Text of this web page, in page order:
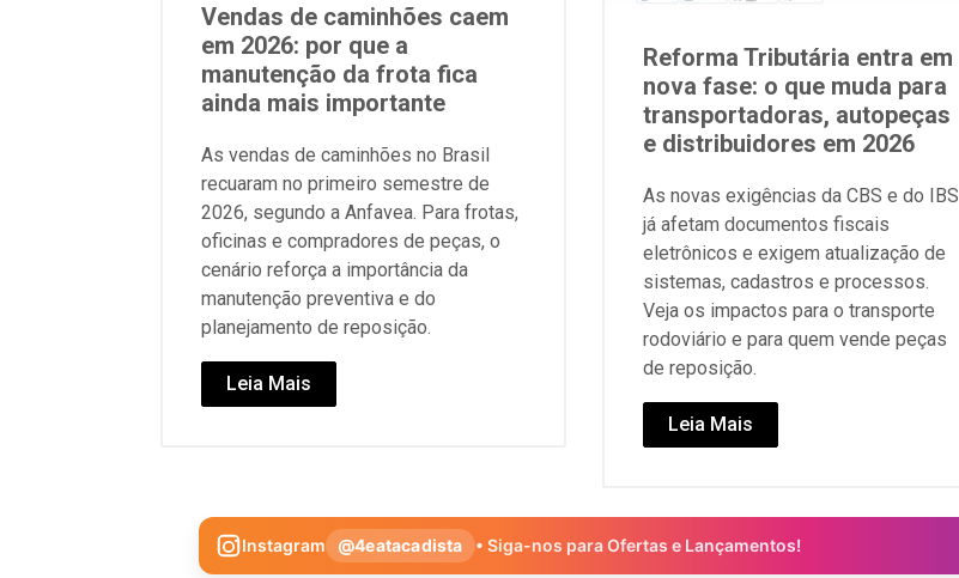
Vendas de caminhões caem
em 2026: por que a
manutenção da frota fica
ainda mais importante
As vendas de caminhões no Brasil
recuaram no primeiro semestre de
2026, segundo a Anfavea. Para frotas,
oficinas e compradores de peças, o
cenário reforça a importância da
manutenção preventiva e do
planejamento de reposição.
Leia Mais
Reforma Tributária entra em
nova fase: o que muda para
transportadoras, autopeças
e distribuidores em 2026
As novas exigências da CBS e do IBS
já afetam documentos fiscais
eletrônicos e exigem atualização de
sistemas, cadastros e processos.
Veja os impactos para o transporte
rodoviário e para quem vende peças
de reposição.
Leia Mais
Instagram @4eatacadista • Siga-nos para Ofertas e Lançamentos!